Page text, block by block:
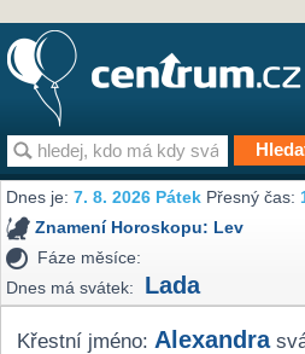
Dnes je:7. 8. 2026 Pátek Přesný čas:
Znamení Horoskopu: Lev
Fáze měsíce:
Dnes má svátek:
Lada
Křestní jméno: Alexandra